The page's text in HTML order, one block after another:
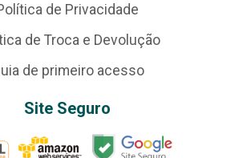
de Privacidade
de Troca e Devolução
de primeiro acesso
Site Seguro